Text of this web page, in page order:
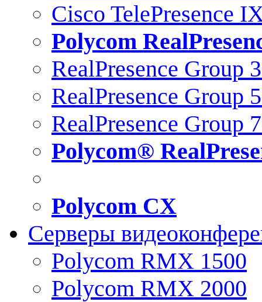
Cisco TelePresence
Polycom
RealPresence Group
RealPresence Group
RealPresence Group
Polycom®
Polycom CX
Серверы
Polycom RMX 1500
Polycom RMX 2000